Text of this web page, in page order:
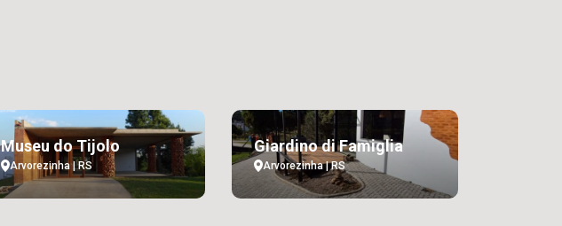
Museu do Tijolo
Arvorezinha | RS
Giardino di Famiglia
Arvorezinha | RS